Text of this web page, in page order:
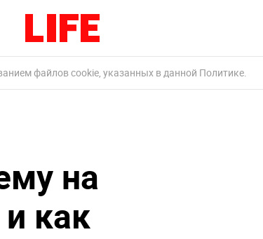
файлов cookie, указанных в данной Политике.
на
как